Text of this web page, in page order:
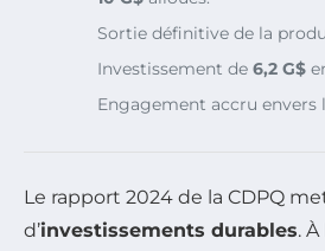
Sortie définitive de la
Investissement de 6,2 G$
Engagement accru envers
Le rapport 2024 de la CDPQ
d’investissements durables.